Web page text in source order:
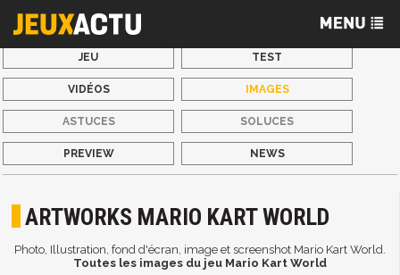
JEU TEST
VIDÉOS IMAGES
ASTUCES SOLUCES
PREVIEW NEWS
ARTWORKS MARIO KART WORLD
Photo, Illustration, fond d'écran, image et screenshot Mario Kart World.
Toutes les images du jeu Mario Kart World